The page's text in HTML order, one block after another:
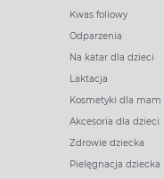
Kwas foliowy
Odparzenia
Na katar dla dzieci
Laktacja
Kosmetyki dla mam
Akcesoria dla dzieci
Zdrowie dziecka
Pielęgnacja dziecka